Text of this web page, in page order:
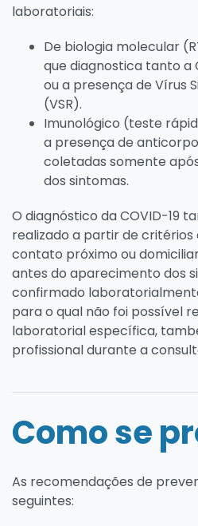
laboratoriais:
De biologia molecular
que diagnostica tanto a
ou a presença de Vírus
(VSR).
Imunológico (teste
a presença de
coletadas somente
dos sintomas.
O diagnóstico da COVID-19
realizado a partir de critérios
contato próximo ou
antes do aparecimento dos
confirmado
para o qual não foi possível
laboratorial específica,
profissional durante a
Como se
As recomendações de
seguintes: